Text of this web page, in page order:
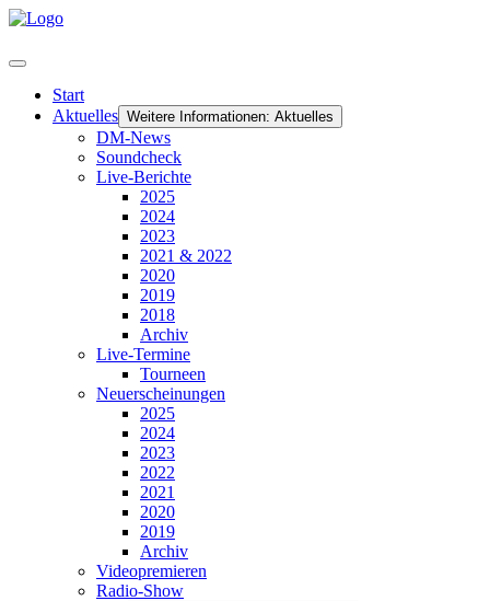
Start
Aktuelles Weitere Informationen: Aktuelles
DM-News
Soundcheck
Live-Berichte
2025
2024
2023
2021 & 2022
2020
2019
2018
Archiv
Live-Termine
Tourneen
Neuerscheinungen
2025
2024
2023
2022
2021
2020
2019
Archiv
Videopremieren
Radio-Show